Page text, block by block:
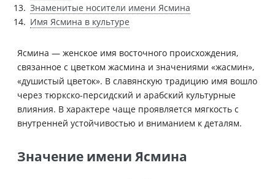
Знаменитые носители имени Ясмина
Имя Ясмина в культуре
Ясмина — женское имя восточного происхождения,
связанное с цветком жасмина и значениями «жасмин»,
«душистый цветок». В славянскую традицию имя вошло
через тюркско-персидский и арабский культурные
влияния. В характере чаще проявляется мягкость с
внутренней устойчивостью и вниманием к деталям.
Значение имени Ясмина